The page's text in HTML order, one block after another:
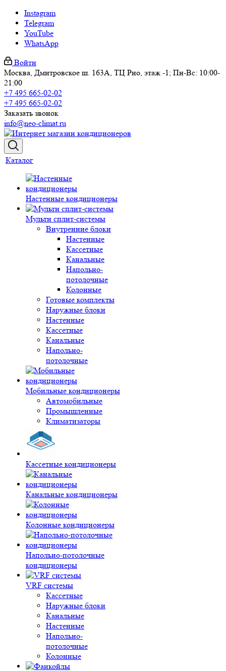
Instagram
Telegram
YouTube
WhatsApp
Войти
Москва, Дмитровское ш. 163А, ТЦ Рио, этаж -1; Пн-Вс: 10:00-
21:00
+7 495 665-02-02
+7 495 665-02-02
Заказать звонок
info@neo-climat.ru
Каталог
Настенные кондиционеры
Мульти сплит-системы
Внутренние блоки
Настенные
Кассетные
Канальные
Напольно-
потолочные
Колонные
Готовые комплекты
Наружные блоки
Настенные
Кассетные
Канальные
Напольно-
потолочные
Мобильные кондиционеры
Автомобильные
Промышленные
Климатизаторы
Кассетные кондиционеры
Канальные кондиционеры
Колонные кондиционеры
Напольно-потолочные
кондиционеры
VRF системы
Кассетные
Наружные блоки
Канальные
Настенные
Напольно-
потолочные
Колонные